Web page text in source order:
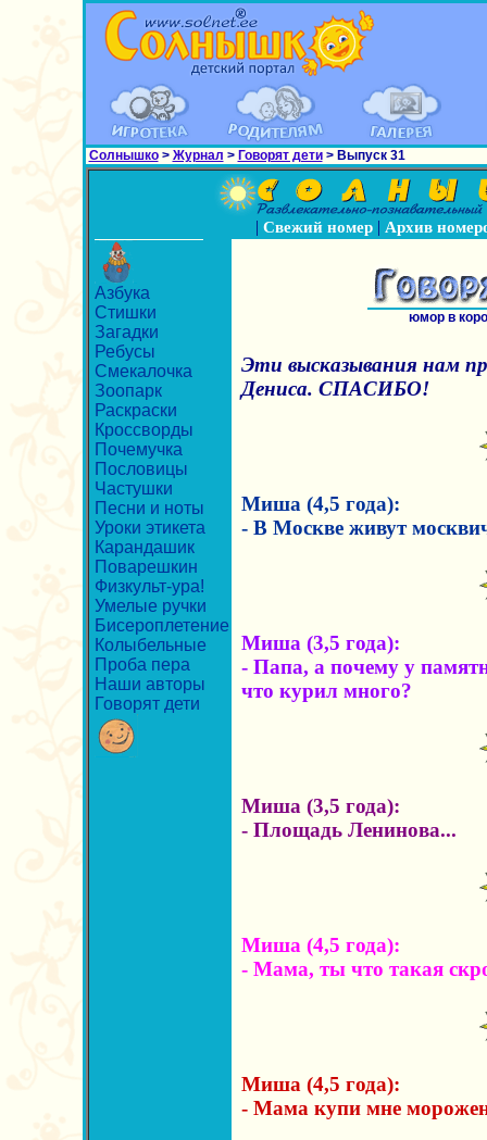
Солнышко> Журнал > Говорят дети> Выпуск 31
| Свежий номер| Архив
Азбука
Стишки
Загадки
Ребусы
Смекалочка
Зоопарк
Раскраски
Кроссворды
Почемучка
Пословицы
Частушки
Песни и ноты
Уроки этикета
Карандашик
Поварешкин
Физкульт-ура!
Умелые ручки
Бисероплетение
Колыбельные
Проба пера
Наши авторы
Говорят дети
юмор в
Эти высказывания нам
Дениса. СПАСИБО!
Миша (4,5 года):
- В Москве живут
Миша (3,5 года):
- Папа, а почему у
что курил много?
Миша (3,5 года):
- Площадь Ленинова...
Миша (4,5 года):
- Мама, ты что такая
Миша (4,5 года):
- Мама купи мне